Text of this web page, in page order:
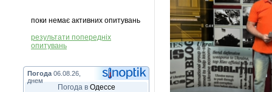
поки немає активних опитувань
результати попередніх
опитувань
Погода 06.08.26,
днем
Погода в Одессе